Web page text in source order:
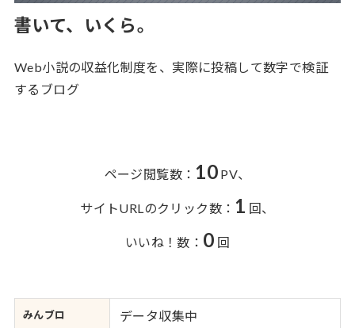
書いて、いくら。
Web小説の収益化制度を、実際に投稿して数字で検証
するブログ
ページ閲覧数： 10 PV、
サイトURLのクリック数： 1 回、
いいね！数： 0 回
みんブロ
データ収集中